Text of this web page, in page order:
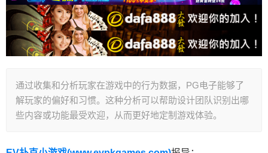
通过收集和分析玩家在游戏中的行为数据，PG电子能够了
解玩家的偏好和习惯。这种分析可以帮助设计团队识别出哪
些内容或功能最受欢迎，从而更好地定制游戏体验。